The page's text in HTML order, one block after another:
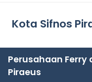
Kota Sifnos
Perusahaan Ferry
Piraeus